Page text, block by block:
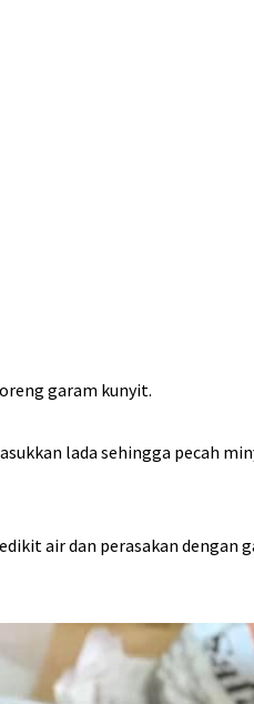
garam kunyit.
lada sehingga pecah
air dan perasakan dengan